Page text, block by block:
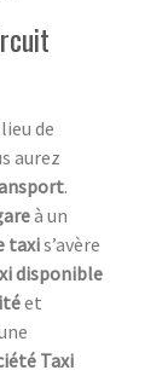
de
aurez
.
à un
taxis’avère
disponible
et
Taxi